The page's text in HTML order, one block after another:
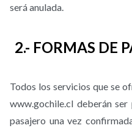
será anulada.
2.- FORMAS DE
Todos los servicios que se
www.gochile.cl deberán
pasajero una vez